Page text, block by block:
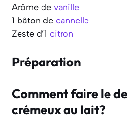
Arôme de vanille
1 bâton de cannelle
Zeste d’1 citron
Préparation
Comment faire le
crémeux au lait?